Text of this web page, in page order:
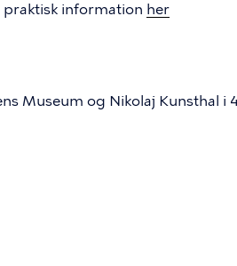
information her
Museum og Nikolaj Kunsthal i